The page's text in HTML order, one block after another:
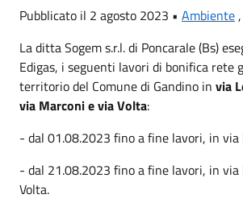
Pubblicato il 2 agosto 2023 • Ambiente,
La ditta Sogem s.r.l. di Poncarale (Bs)
Edigas, i seguenti lavori di bonifica rete
territorio del Comune di Gandino in via
via Marconi e via Volta:
- dal 01.08.2023 fino a fine lavori, in via
- dal 21.08.2023 fino a fine lavori, in
Volta.